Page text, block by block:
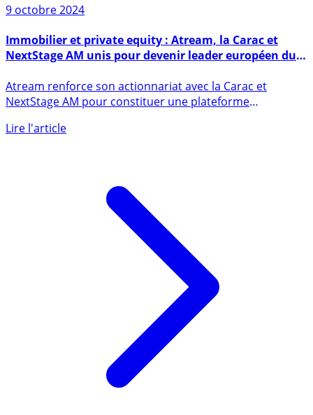
9 octobre 2024
NextStage AM unis pour devenir leader européen du
secteur touristique
Atream renforce son actionnariat avec la Carac et
NextStage AM pour constituer une plateforme